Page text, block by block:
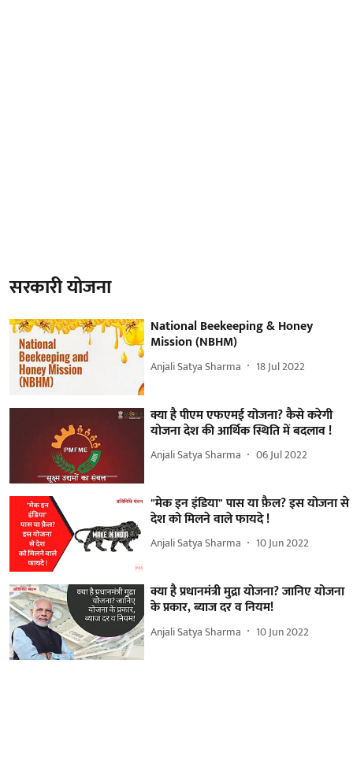
सरकारी योजना
National Beekeeping & Honey
Mission (NBHM)
Anjali Satya Sharma 18 Jul 2022
क्या है पीएम एफएमई योजना? कैसे करेगी
योजना देश की आर्थिक स्थिति में बदलाव !
Anjali Satya Sharma 06 Jul 2022
"मेक इन इंडिया" पास या फ़ैल? इस योजना से
देश को मिलने वाले फायदे !
Anjali Satya Sharma 10 Jun 2022
क्या है प्रधानमंत्री मुद्रा योजना? जानिए योजना
के प्रकार, ब्याज दर व नियम!
Anjali Satya Sharma 10 Jun 2022